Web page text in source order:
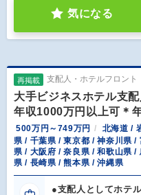
気になる
再掲載 支配人・ホテルフロント
大手ビジネスホテル支
年収1000万円以上可＊
500万円～749万円
北海道 /
県 / 千葉県 / 東京都 / 神奈川県
県 / 大阪府 / 奈良県 / 和歌山県
県 / 長崎県 / 熊本県 / 沖縄県
●支配人としてホテ